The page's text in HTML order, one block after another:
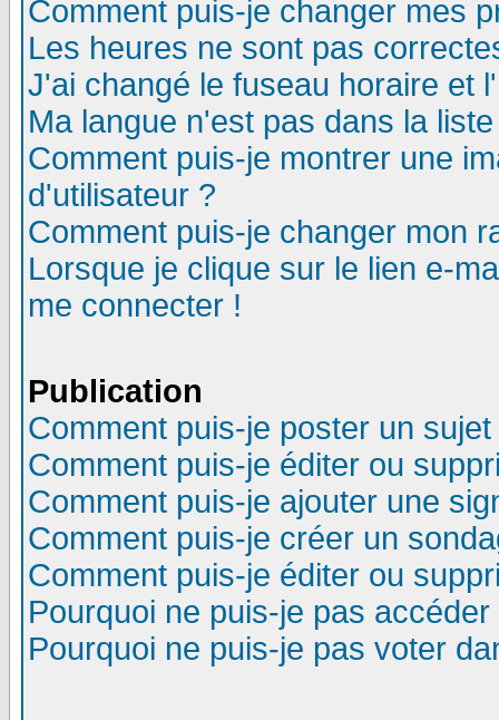
Comment puis-je changer mes
Les heures ne sont pas
J'ai changé le fuseau horaire et
Ma langue n'est pas dans la
Comment puis-je montrer une
d'utilisateur ?
Comment puis-je changer mon
Lorsque je clique sur le lien e-
me connecter !
Publication
Comment puis-je poster un
Comment puis-je éditer ou
Comment puis-je ajouter une
Comment puis-je créer un
Comment puis-je éditer ou
Pourquoi ne puis-je pas
Pourquoi ne puis-je pas voter